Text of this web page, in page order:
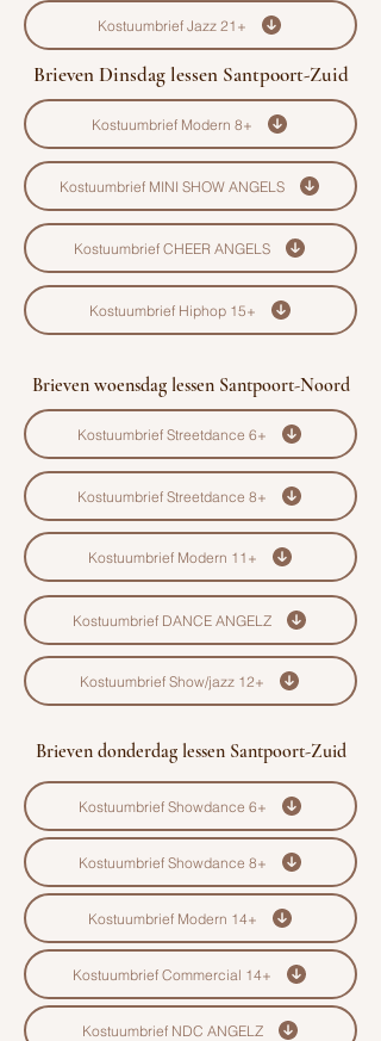
Kostuumbrief Jazz 21+
Brieven Dinsdag lessen Santpoort-Zuid
Kostuumbrief Modern 8+
Kostuumbrief MINI SHOW ANGELS
Kostuumbrief CHEER ANGELS
Kostuumbrief Hiphop 15+
Brieven woensdag lessen Santpoort-Noord
Kostuumbrief Streetdance 6+
Kostuumbrief Streetdance 8+
Kostuumbrief Modern 11+
Kostuumbrief DANCE ANGELZ
Kostuumbrief Show/jazz 12+
Brieven donderdag lessen Santpoort-Zuid
Kostuumbrief Showdance 6+
Kostuumbrief Showdance 8+
Kostuumbrief Modern 14+
Kostuumbrief Commercial 14+
Kostuumbrief NDC ANGELZ